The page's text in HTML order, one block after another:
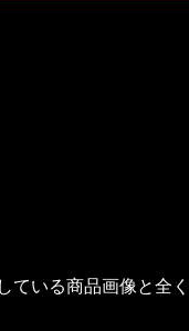
いる商品画像と全